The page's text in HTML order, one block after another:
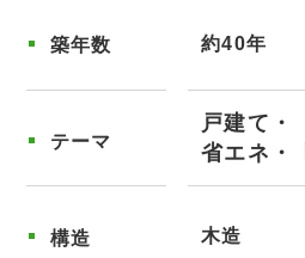
築年数 約40年
テーマ
戸建て
省エネ
構造 木造